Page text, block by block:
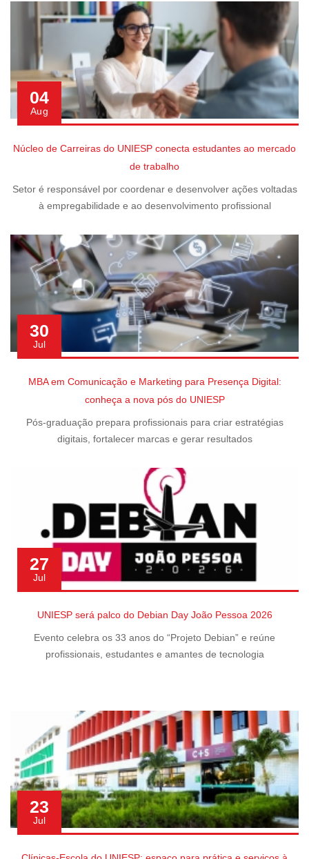
04
Aug
Núcleo de Carreiras do UNIESP conecta estudantes ao mercado
de trabalho
Setor é responsável por coordenar e desenvolver ações voltadas
à empregabilidade e ao desenvolvimento profissional
30
Jul
MBA em Comunicação e Marketing para Presença Digital:
conheça a nova pós do UNIESP
Pós-graduação prepara profissionais para criar estratégias
digitais, fortalecer marcas e gerar resultados
27
Jul
UNIESP será palco do Debian Day João Pessoa 2026
Evento celebra os 33 anos do “Projeto Debian” e reúne
profissionais, estudantes e amantes de tecnologia
23
Jul